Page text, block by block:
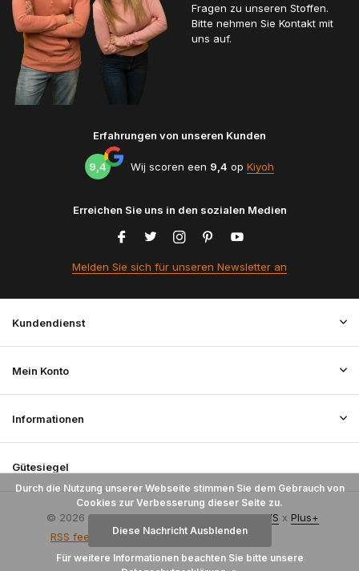
Fragen zu unseren Stoffen.
Bitte nehmen Sie Kontakt mit
uns auf.
Erfahrungen von unseren Kunden
9,4 Wij scoren een 9,4 op Kiyoh
Erreichen Sie uns in den sozialen Medien
Melden Sie sich für unseren Newsletter an
Kundendienst
Mein Konto
Informationen
Gütesiegel
© 2026 StoffenBestellen.nl - Theme ByDMWS x Plus+
RSS feed
Durch die Nutzung unserer Webseite stimmen Sie dem Gebrauch von
Cookies zur Verbesserung dieser Seite zu.
Diese Nachricht Ausblenden
Für weitere Informationen beachten Sie bitte unsere